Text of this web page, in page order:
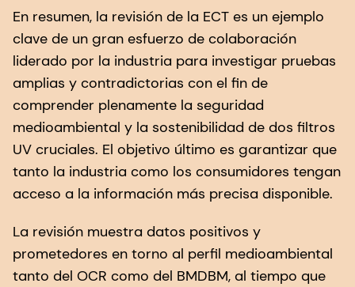
En resumen, la revisión de la ECT es un ejemplo
clave de un gran esfuerzo de colaboración
liderado por la industria para investigar pruebas
amplias y contradictorias con el fin de
comprender plenamente la seguridad
medioambiental y la sostenibilidad de dos filtros
UV cruciales. El objetivo último es garantizar que
tanto la industria como los consumidores tengan
acceso a la información más precisa disponible.
La revisión muestra datos positivos y
prometedores en torno al perfil medioambiental
tanto del OCR como del BMDBM, al tiempo que